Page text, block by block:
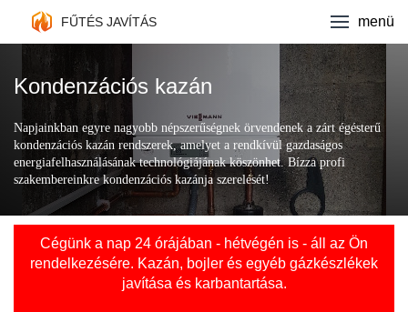
FŰTÉS JAVÍTÁS
Fűtés javítás
Kazán márkák
Ajánlatkérés
Kapcsolat
menü
Kondenzációs kazán
Napjainkban egyre nagyobb népszerűségnek örvendenek a zárt égésterű
kondenzációs kazán rendszerek, amelyet a rendkívül gazdaságos
energiafelhasználásának technológiájának köszönhet. Bízza profi
szakembereinkre kondenzációs kazánja szerelését!
Cégünk a nap 24 órájában - hétvégén is - áll az Ön
rendelkezésére. Kazán, bojler és egyéb gázkészlékek
javítása és karbantartása.